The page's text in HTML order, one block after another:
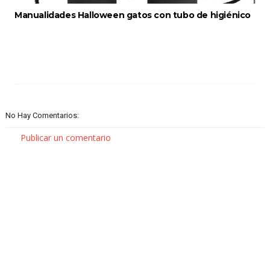
Manualidades Halloween gatos con tubo de higiénico
No Hay Comentarios:
Publicar un comentario